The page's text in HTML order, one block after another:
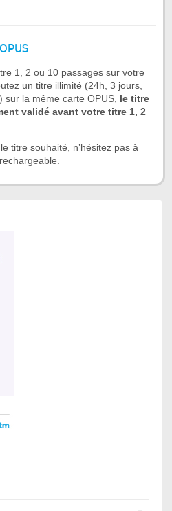
1, 2 ou 10 passages sur votre
un titre illimité (24h, 3 jours,
sur la même carte OPUS, le titre
validé avant votre titre 1, 2
titre souhaité, n’hésitez pas à